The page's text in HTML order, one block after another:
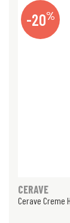
-20%
CERAVE
Cerave Creme